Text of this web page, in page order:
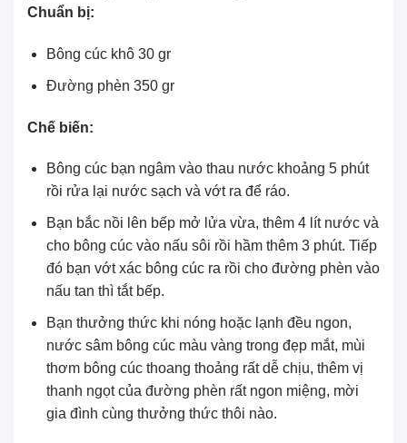
Chuẩn bị:
Bông cúc khô30 gr
Đường phèn 350 gr
Chế biến:
Bông cúc bạn ngâm vào thau nước khoảng 5 phút
rồi rửa lại nước sạch và vớt ra để ráo.
Bạn bắc nồi lên bếp mở lửa vừa, thêm 4 lít nước và
cho bông cúc vào nấu sôi rồi hầm thêm 3 phút. Tiếp
đó bạn vớt xác bông cúc ra rồi cho đường phèn vào
nấu tan thì tắt bếp.
Bạn thưởng thức khi nóng hoặc lạnh đều ngon,
nước sâm bông cúc màu vàng trong đẹp mắt, mùi
thơm bông cúc thoang thoảng rất dễ chịu, thêm vị
thanh ngọt của đường phèn rất ngon miệng, mời
gia đình cùng thưởng thức thôi nào.